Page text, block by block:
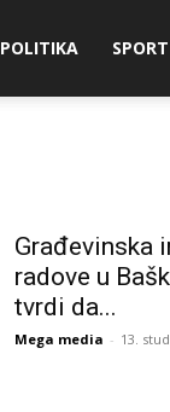
POLITIKA SPORT
Građevinska
radove u
tvrdi da...
Mega media - 13.